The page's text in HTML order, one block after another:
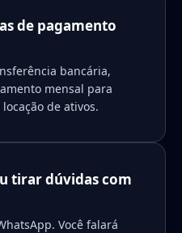
de pagamento
bancária,
mensal para
de ativos.
tirar dúvidas com
Você falará